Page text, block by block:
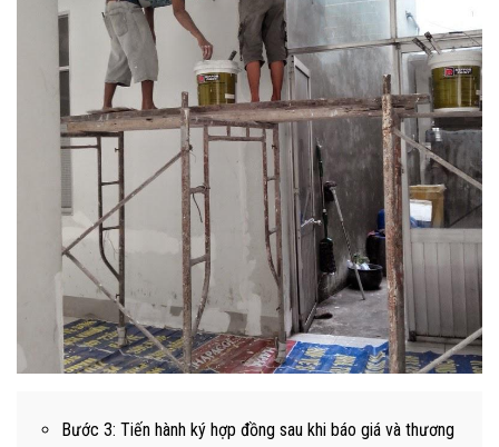
Bước 3: Tiến hành ký hợp đồng sau khi báo giá và thương